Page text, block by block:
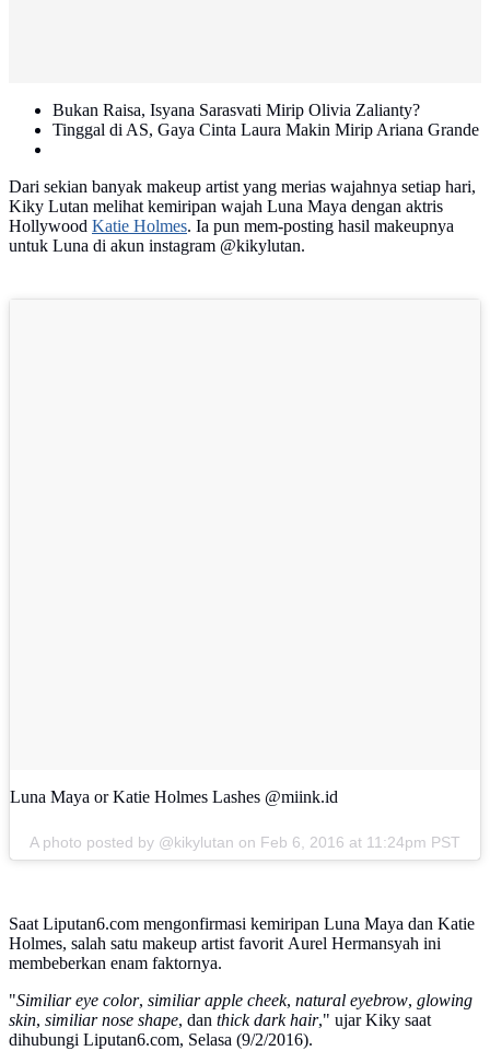
Bukan Raisa, Isyana Sarasvati Mirip Olivia Zalianty?
Tinggal di AS, Gaya Cinta Laura Makin Mirip Ariana Grande
Dari sekian banyak makeup artist yang merias wajahnya setiap hari,
Kiky Lutan melihat kemiripan wajah Luna Maya dengan aktris
Hollywood Katie Holmes. Ia pun mem-posting hasil makeupnya
untuk Luna di akun instagram @kikylutan.
Luna Maya or Katie Holmes Lashes @miink.id
A photo posted by @kikylutan on Feb 6, 2016 at 11:24pm PST
Saat Liputan6.com mengonfirmasi kemiripan Luna Maya dan Katie
Holmes, salah satu makeup artist favorit Aurel Hermansyah ini
membeberkan enam faktornya.
"Similiar eye color, similiar apple cheek, natural eyebrow, glowing
skin, similiar nose shape, dan thick dark hair," ujar Kiky saat
dihubungi Liputan6.com, Selasa (9/2/2016).